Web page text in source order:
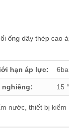
ống dây thép cao
hạn áp lực:
nghiêng: 15 °
nước, thiết bị kiểm